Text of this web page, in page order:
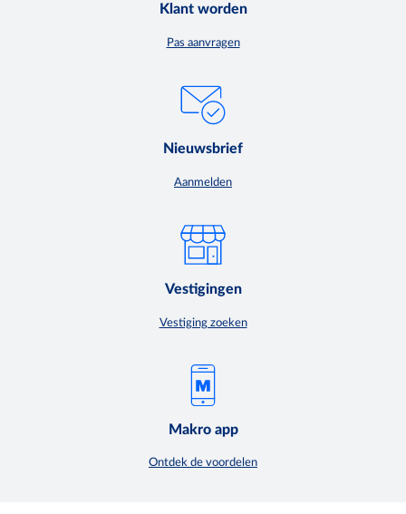
Klant worden
Pas aanvragen
Nieuwsbrief
Aanmelden
Vestigingen
Vestiging zoeken
Makro app
Ontdek de voordelen